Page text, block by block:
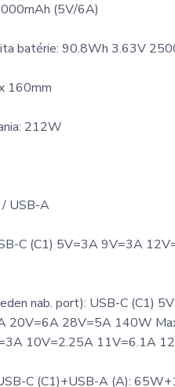
(5V/6A)
batérie: 90.8Wh 3.63V
160mm
212W
USB-A
C (C1) 5V=3A 9V=3A
nab. port): USB-C
20V=6A 28V=5A 140W
10V=2.25A 11V=6.1A
C (C1)+USB-A (A):